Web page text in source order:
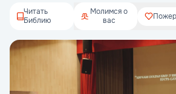
Читать
Библию
Молимся о
вас